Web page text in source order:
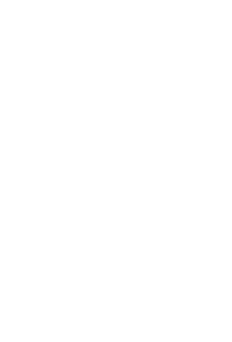
事が交差したり、舞台
がみんな業界にいる」